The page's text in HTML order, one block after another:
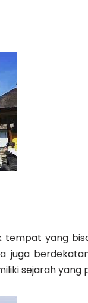
yang
juga
sejarah yang